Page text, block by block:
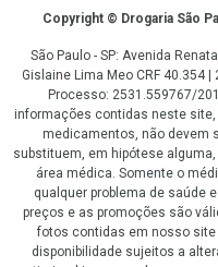
CopyrightCopyright © Drogaria São
São Paulo - SP: Avenida
Gislaine Lima Meo CRF 40.354
Processo: 2531.559767/
informações contidas neste
medicamentos, não devem
substituem, em hipótese
área médica. Somente o
qualquer problema de saúde
preços e as promoções são
fotos contidas em nosso
disponibilidade sujeitos a